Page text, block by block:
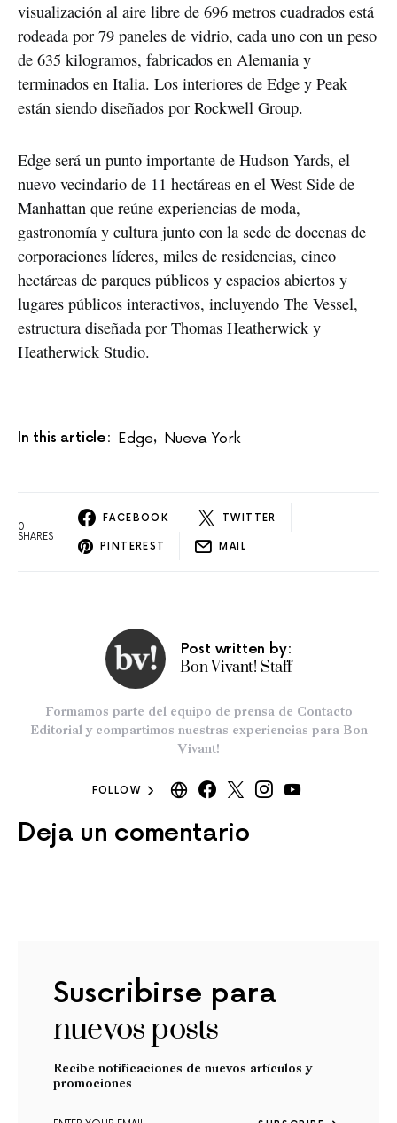
visualización al aire libre de 696 metros cuadrados está
rodeada por 79 paneles de vidrio, cada uno con un peso
de 635 kilogramos, fabricados en Alemania y
terminados en Italia. Los interiores de Edge y Peak
están siendo diseñados por Rockwell Group.
Edge será un punto importante de Hudson Yards, el
nuevo vecindario de 11 hectáreas en el West Side de
Manhattan que reúne experiencias de moda,
gastronomía y cultura junto con la sede de docenas de
corporaciones líderes, miles de residencias, cinco
hectáreas de parques públicos y espacios abiertos y
lugares públicos interactivos, incluyendo The Vessel,
estructura diseñada por Thomas Heatherwick y
Heatherwick Studio.
In this article: Edge, Nueva York
0
SHARES
FACEBOOK TWITTER
PINTEREST MAIL
Post written by:
Bon Vivant! Staff
Formamos parte del equipo de prensa de Contacto
Editorial y compartimos nuestras experiencias para Bon
Vivant!
FOLLOW
Deja un comentario
Suscribirse para
nuevos posts
Recibe notificaciones de nuevos artículos y
promociones